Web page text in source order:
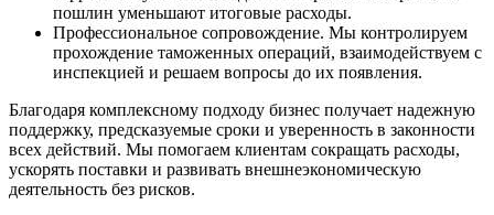
пошлин уменьшают итоговые расходы.
Профессиональное сопровождение. Мы контролируем
прохождение таможенных операций, взаимодействуем с
инспекцией и решаем вопросы до их появления.
Благодаря комплексному подходу бизнес получает надежную
поддержку, предсказуемые сроки и уверенность в законности
всех действий. Мы помогаем клиентам сокращать расходы,
ускорять поставки и развивать внешнеэкономическую
деятельность без рисков.